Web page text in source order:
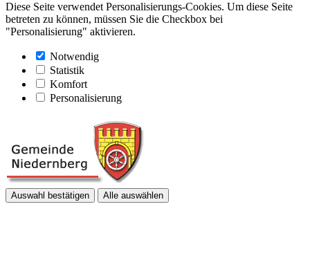
Diese Seite verwendet Personalisierungs-Cookies. Um diese Seite
betreten zu können, müssen Sie die Checkbox bei
"Personalisierung" aktivieren.
Notwendig
Statistik
Komfort
Personalisierung
Auswahl bestätigen Alle auswählen